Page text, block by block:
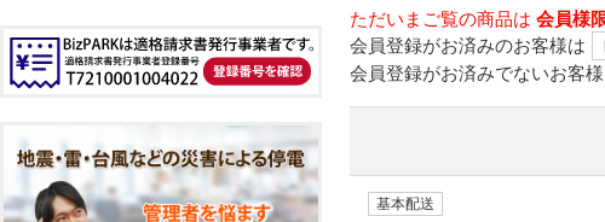
ただいまご覧の商品は 会員様
会員登録がお済みのお客様は
会員登録がお済みでないお客
基本配送